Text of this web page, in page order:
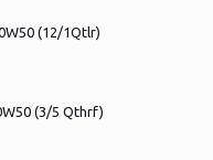
(12/1Qtlr)
(3/5 Qthrf)